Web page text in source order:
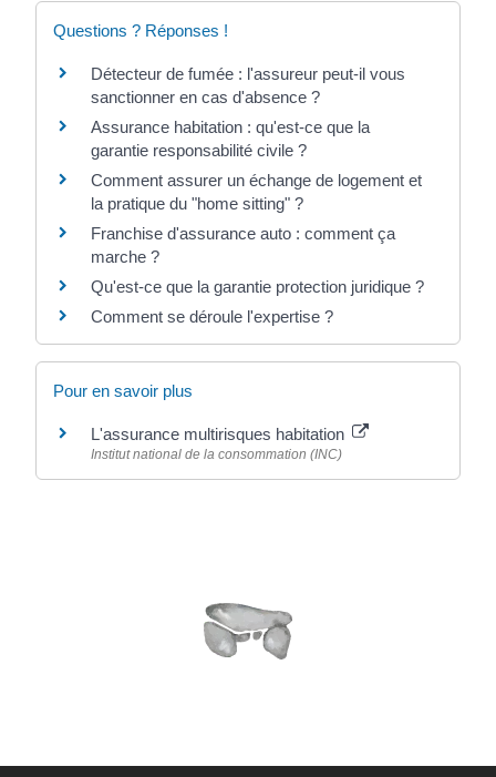
Questions ? Réponses !
Détecteur de fumée : l'assureur peut-il vous
sanctionner en cas d'absence ?
Assurance habitation : qu'est-ce que la
garantie responsabilité civile ?
Comment assurer un échange de logement et
la pratique du "home sitting" ?
Franchise d'assurance auto : comment ça
marche ?
Qu'est-ce que la garantie protection juridique ?
Comment se déroule l'expertise ?
Pour en savoir plus
L'assurance multirisques habitation
Institut national de la consommation (INC)